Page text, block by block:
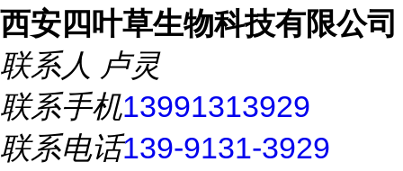
西安四叶草生物科技有限公司
联系人 卢灵
联系手机13991313929
联系电话139-9131-3929